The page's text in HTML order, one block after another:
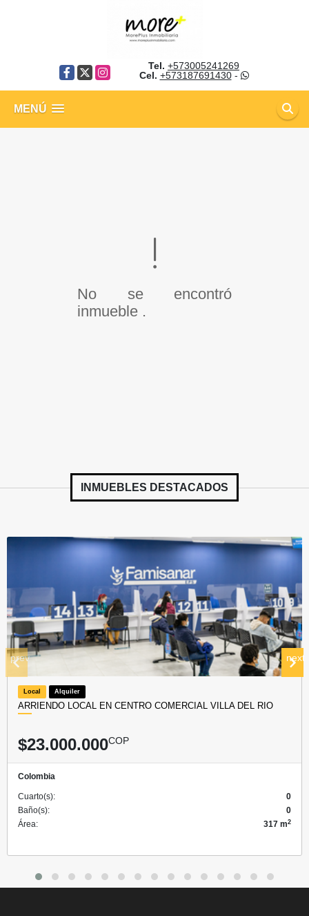
Facebook
X Instagram
Tel. +573005241269
Cel. +573187691430-
MENÚ
No se encontró
inmueble .
INMUEBLES DESTACADOS
Local Alquiler
ARRIENDO LOCAL EN CENTRO COMERCIAL VILLA DEL RIO
$23.000.000COP
Colombia
Cuarto(s):
0
Baño(s):
0
Área:
317 m2
prev next